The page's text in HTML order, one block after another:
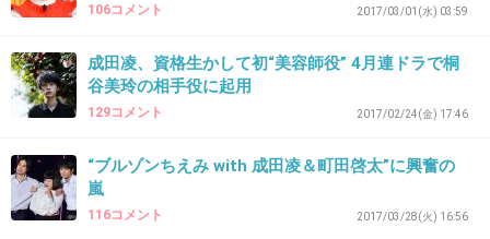
34. 匿名2018/02/08(木) 12:49:02
もう中島裕翔くんでいいんじゃないの
106コメント 2017/03/01(水) 03:59
成田凌、資格生かして初“美容師役” 4月連ドラで桐
谷美玲の相手役に起用
129コメント 2017/02/24(金) 17:46
“ブルゾンちえみ with 成田凌＆町田啓太”に興奮の
嵐
116コメント 2017/03/28(火) 16:56